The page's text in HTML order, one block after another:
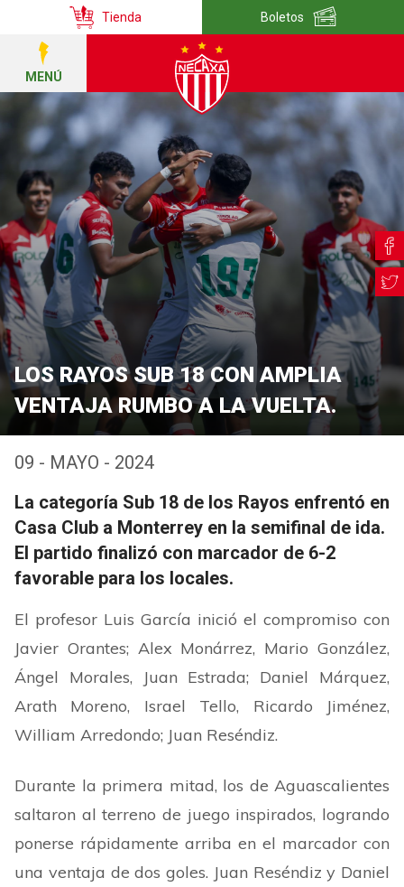
Tienda Boletos
MENÚ
LOS RAYOS SUB 18 CON AMPLIA
VENTAJA RUMBO A LA VUELTA.
09 - MAYO - 2024
La categoría Sub 18 de los Rayos enfrentó en
Casa Club a Monterrey en la semifinal de ida.
El partido finalizó con marcador de 6-2
favorable para los locales.
El profesor Luis García inició el compromiso con
Javier Orantes; Alex Monárrez, Mario González,
Ángel Morales, Juan Estrada; Daniel Márquez,
Arath Moreno, Israel Tello, Ricardo Jiménez,
William Arredondo; Juan Reséndiz.
Durante la primera mitad, los de Aguascalientes
saltaron al terreno de juego inspirados, logrando
ponerse rápidamente arriba en el marcador con
una ventaja de dos goles. Juan Reséndiz y Daniel